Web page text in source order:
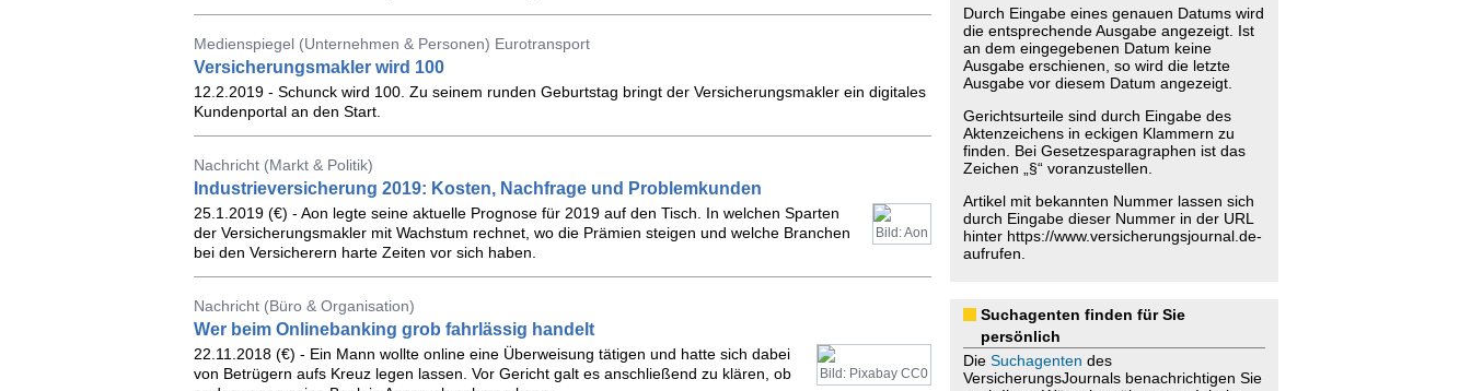
Medienspiegel (Unternehmen & Personen) Eurotransport
Versicherungsmakler wird 100
12.2.2019 - Schunck wird 100. Zu seinem runden Geburtstag bringt der Versicherungsmakler ein digitales
Kundenportal an den Start.
Nachricht (Markt & Politik)
Industrieversicherung 2019: Kosten, Nachfrage und Problemkunden
Bild: Aon
25.1.2019 (€) - Aon legte seine aktuelle Prognose für 2019 auf den Tisch. In welchen Sparten
der Versicherungsmakler mit Wachstum rechnet, wo die Prämien steigen und welche Branchen
bei den Versicherern harte Zeiten vor sich haben.
Nachricht (Büro & Organisation)
Wer beim Onlinebanking grob fahrlässig handelt
Bild: Pixabay CC0
22.11.2018 (€) - Ein Mann wollte online eine Überweisung tätigen und hatte sich dabei
von Betrügern aufs Kreuz legen lassen. Vor Gericht galt es anschließend zu klären, ob
Durch Eingabe eines genauen Datums wird
die entsprechende Ausgabe angezeigt. Ist
an dem eingegebenen Datum keine
Ausgabe erschienen, so wird die letzte
Ausgabe vor diesem Datum angezeigt.
Gerichtsurteile sind durch Eingabe des
Aktenzeichens in eckigen Klammern zu
finden. Bei Gesetzesparagraphen ist das
Zeichen „§“ voranzustellen.
Artikel mit bekannten Nummer lassen sich
durch Eingabe dieser Nummer in der URL
hinter https://www.versicherungsjournal.de-
aufrufen.
Suchagenten finden für Sie
persönlich
Die Suchagenten des
VersicherungsJournals benachrichtigen Sie